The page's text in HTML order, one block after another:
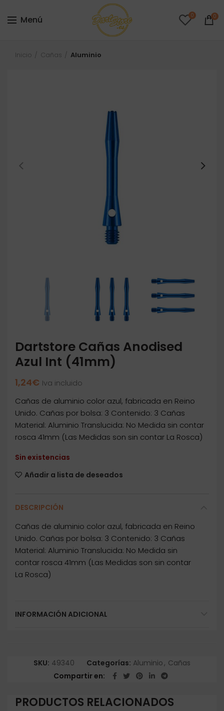
Menú 0 0
Inicio Cañas Aluminio
Dartstore Cañas Anodised
Azul Int (41mm)
1,24€ Iva incluido
Cañas de aluminio color azul, fabricada en Reino
Unido. Cañas por bolsa: 3 Contenido: 3 Cañas
Material: Aluminio Translucida: No Medida sin contar
rosca 41mm (Las Medidas son sin contar La Rosca)
Sin existencias
Añadir a lista de deseados
DESCRIPCIÓN
Cañas de aluminio color azul, fabricada en Reino
Unido. Cañas por bolsa: 3 Contenido: 3 Cañas
Material: Aluminio Translucida: No Medida sin
contar rosca 41mm (Las Medidas son sin contar
La Rosca)
INFORMACIÓN ADICIONAL
SKU: 49340 Categorías: Aluminio, Cañas
Compartir en
PRODUCTOS RELACIONADOS